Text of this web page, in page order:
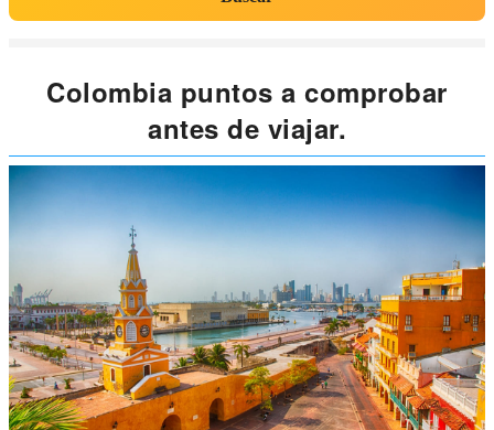
Colombia puntos a comprobar
antes de viajar.